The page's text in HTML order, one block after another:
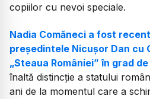
copiilor cu nevoi speciale.
Nadia Comăneci a fost
președintele Nicușor Dan cu
„Steaua României” în grad
înaltă distincție a statului
ani de la momentul care a